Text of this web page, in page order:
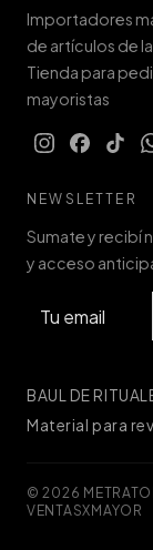
Importadores
de artículos de
Tienda para
mayoristas
NEWSLETTER
Sumate y recibí
y acceso
BAUL DE
Material para
© 2026
VENTASXMAYOR